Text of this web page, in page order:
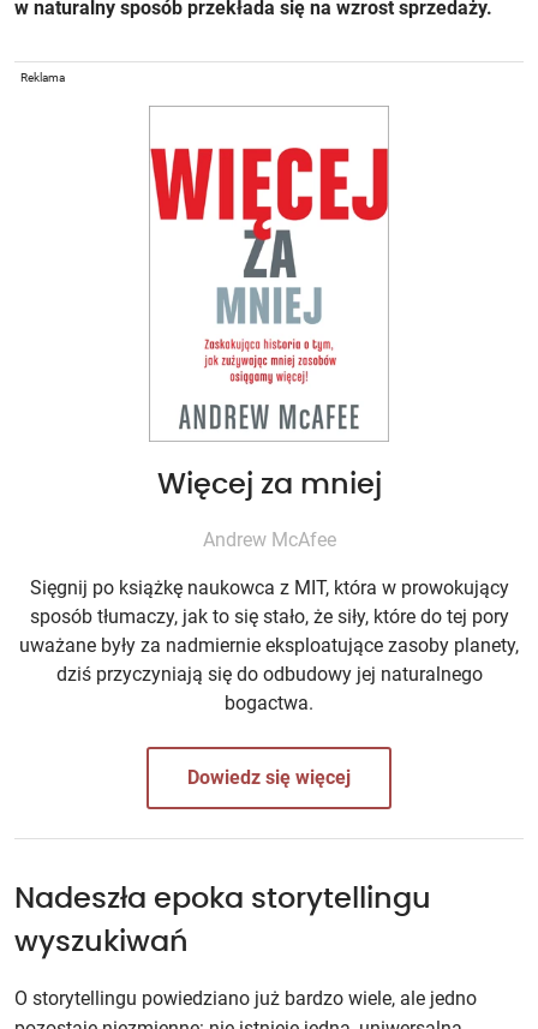
w naturalny sposób przekłada się na wzrost sprzedaży.
Reklama
Więcej za mniej
Andrew McAfee
Sięgnij po książkę naukowca z MIT, która w prowokujący
sposób tłumaczy, jak to się stało, że siły, które do tej pory
uważane były za nadmiernie eksploatujące zasoby planety,
dziś przyczyniają się do odbudowy jej naturalnego
bogactwa.
Dowiedz się więcej
Nadeszła epoka storytellingu
wyszukiwań
O storytellingu powiedziano już bardzo wiele, ale jedno